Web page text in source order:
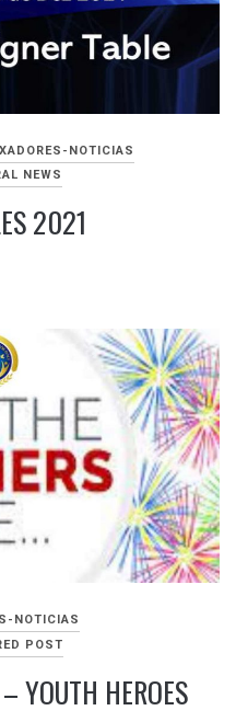
NOTICIAS
NEWS
2021
NOTICIAS
POST
YOUTH HEROES